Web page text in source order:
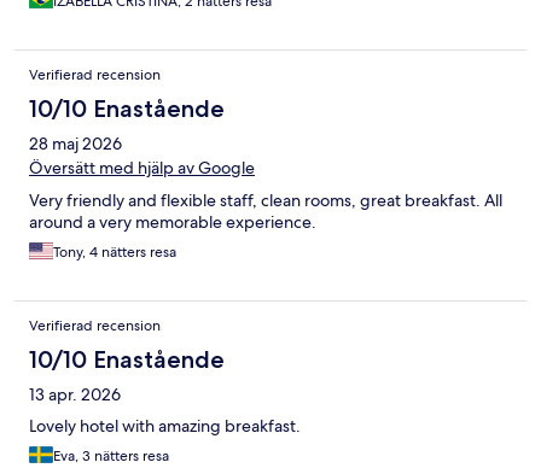
Verifierad recension
10/10 Enastående
28 maj 2026
Översätt med hjälp av Google
Very friendly and flexible staff, clean rooms, great breakfast. All
around a very memorable experience.
Tony, 4 nätters resa
Verifierad recension
10/10 Enastående
13 apr. 2026
Lovely hotel with amazing breakfast.
Eva, 3 nätters resa